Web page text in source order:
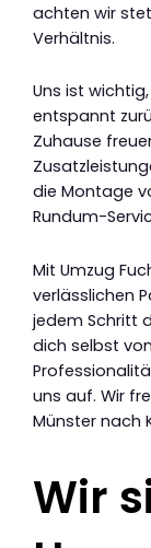
achten wir
Verhältnis.
Uns ist
entspannt
Zuhause
die Montage
Rundum-
Mit Umzug
verlässlichen
jedem Schritt
dich selbst
uns auf. Wir
Münster nach
Wir